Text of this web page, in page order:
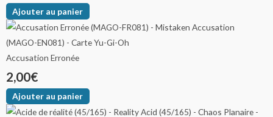
Ajouter au panier
Accusation Erronée
2,00€
Ajouter au panier